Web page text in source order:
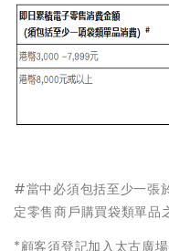
#當中必須包括至少一張
定零售商戶購買袋類單品
*顧客須登記加入太古廣